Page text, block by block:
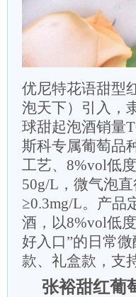
优尼特花语甜型
泡天下）引入，
球甜起泡酒销量
斯科专属葡萄品
工艺、8%vol低
50g/L，微气泡
≥0.3mg/L。产品
酒，以8%vol低
好入口”的日常
款、礼盒款，支
张裕甜红葡